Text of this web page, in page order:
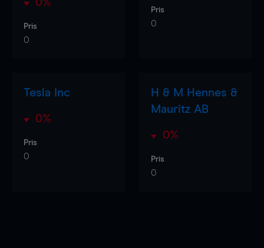
Pris
0
Pris
0
Tesla Inc
0%
Pris
0
H & M Hennes &
Mauritz AB
0%
Pris
0